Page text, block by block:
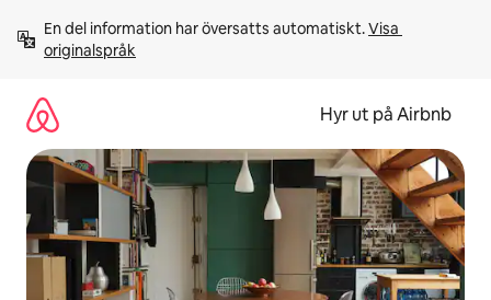
innehåll
En del information har översatts automatiskt. Visa
originalspråk
Hyr ut på Airbnb